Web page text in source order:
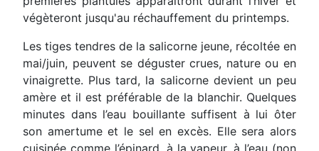
végèteront jusqu'au réchauffement du printemps.
Les tiges tendres de la salicorne jeune, récoltée en
mai/juin, peuvent se déguster crues, nature ou en
vinaigrette. Plus tard, la salicorne devient un peu
amère et il est préférable de la blanchir. Quelques
minutes dans l’eau bouillante suffisent à lui ôter
son amertume et le sel en excès. Elle sera alors
cuisinée comme l’épinard, à la vapeur, à l’eau (non